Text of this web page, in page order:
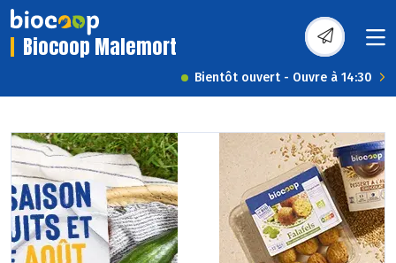
Biocoop Malemort
Bientôt ouvert - Ouvre à 14:30